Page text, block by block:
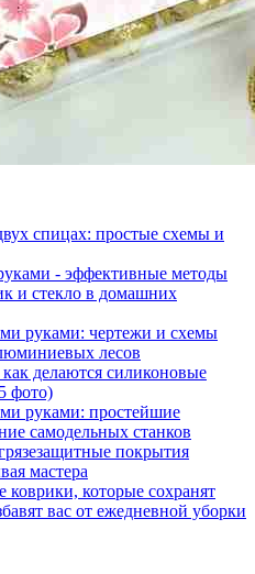
спицах: простые схемы и
- эффективные методы
и стекло в домашних
руками: чертежи и схемы
лесов
делаются силиконовые
фото)
руками: простейшие
самодельных станков
покрытия
мастера
которые сохранят
вас от ежедневной уборки